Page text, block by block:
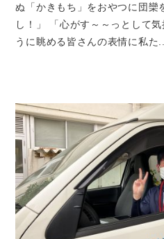
ぬ「かきもち」をおやつに団欒
し！」 「心がす～～っとして
うに眺める皆さんの表情に私た...